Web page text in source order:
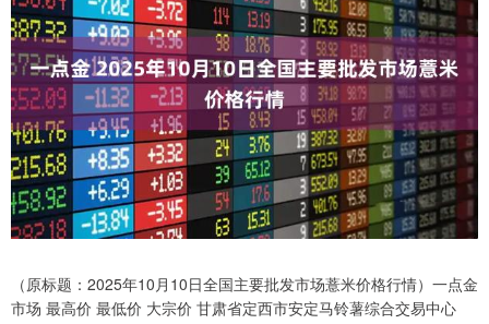
（原标题：2025年10月10日全国主要批发市场薏米价格行情）一点金
市场 最高价 最低价 大宗价 甘肃省定西市安定马铃薯综合交易中心